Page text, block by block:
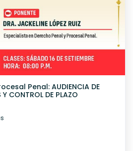
Penal: AUDIENCIA DE
Y CONTROL DE PLAZO